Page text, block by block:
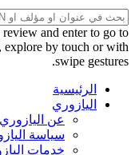
and enter to go to
explore by touch or with
swipe gestures.
الرئيسية
اليازوري
عن اليازوري
سياسة
خدمات